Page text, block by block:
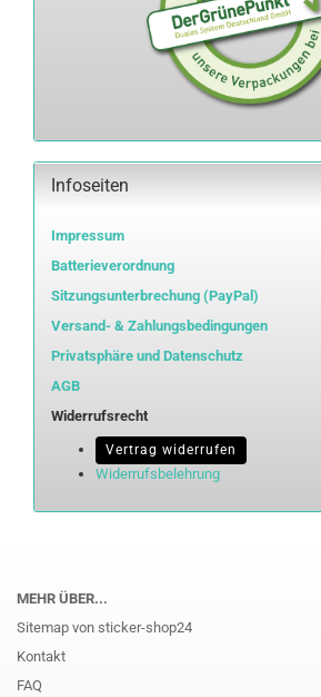
Infoseiten
Impressum
Batterieverordnung
Sitzungsunterbrechung (PayPal)
Versand- & Zahlungsbedingungen
Privatsphäre und Datenschutz
AGB
Widerrufsrecht
Vertrag widerrufen
Widerrufsbelehrung
MEHR ÜBER...
Sitemap von sticker-shop24
Kontakt
FAQ